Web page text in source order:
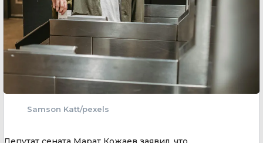
Samson Katt/pexels